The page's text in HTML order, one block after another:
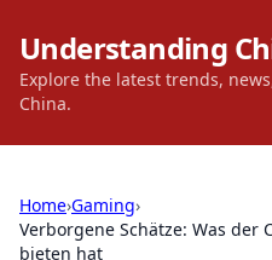
Understanding
Explore the latest trends,
China.
Home›Gaming›
Verborgene Schätze: Was der
bieten hat